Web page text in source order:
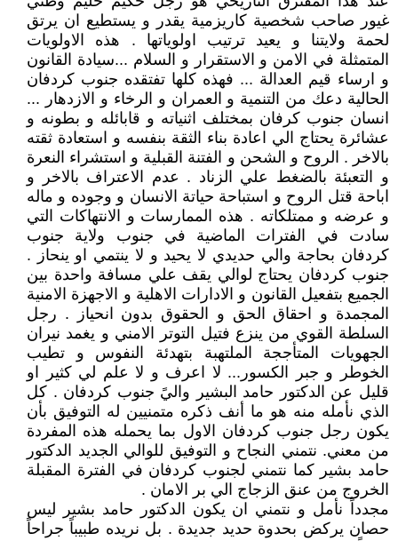
غيور صاحب شخصية كاريزمية يقدر و يستطيع ان يرتق
لحمة ولايتنا و يعيد ترتيب اولوياتها . هذه الاولويات
المتمثلة في الامن و الاستقرار و السلام ...سيادة القانون
و ارساء قيم العدالة ... فهذه كلها تفتقده جنوب كردفان
الحالية دعك من التنمية و العمران و الرخاء و الازدهار ...
انسان جنوب كرفان بمختلف اثنياته و قابائله و بطونه و
عشائرة يحتاج الي اعادة بناء الثقة بنفسه و استعادة ثقته
بالاخر . الروح و الشحن و الفتنة القبلية و استشراء النعرة
و التعبئة بالضغط علي الزناد . عدم الاعتراف بالاخر و
اباحة قتل الروح و استباحة حياتة الانسان و وجوده و ماله
و عرضه و ممتلكاته . هذه الممارسات و الانتهاكات التي
سادت في الفترات الماضية في جنوب ولاية جنوب
كردفان بحاجة والي حديدي لا يحيد و لا ينتمي او ينحاز .
جنوب كردفان يحتاج لوالي يقف علي مسافة واحدة بين
الجميع بتفعيل القانون و الادارات الاهلية و الاجهزة الامنية
المجمدة و احقاق الحق و الحقوق بدون انحياز . رجل
السلطة القوي من ينزع فتيل التوتر الامني و يغمد نيران
الجهويات المتأججة الملتهبة بتهدئة النفوس و تطيب
الخوطر و جبر الكسور... لا اعرف و لا علم لي كثير او
قليل عن الدكتور حامد البشير واليً جنوب كردفان . كل
الذي نأمله منه هو ما أنف ذكره متمنيين له التوفيق بأن
يكون رجل جنوب كردفان الاول بما يحمله هذه المفردة
من معني. نتمني النجاح و التوفيق للوالي الجديد الدكتور
حامد بشير كما نتمني لجنوب كردفان في الفترة المقبلة
الخروج من عنق الزجاج الي بر الامان .
مجدداً نأمل و نتمني ان يكون الدكتور حامد بشير ليس
حصان يركض بحدوة حديد جديدة . بل نريده طبيباً جراحاً